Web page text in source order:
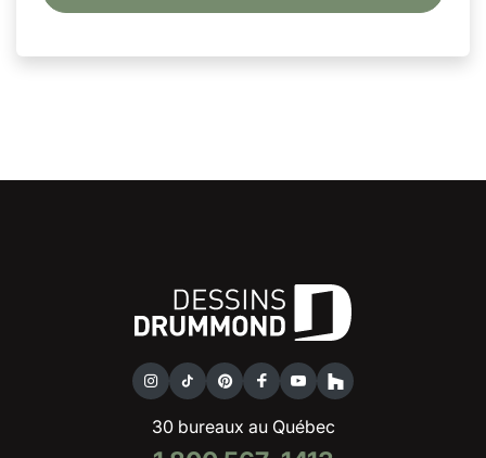
30 bureaux au Québec